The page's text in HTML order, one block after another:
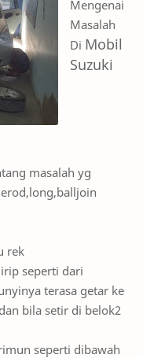
Mengenai
Masalah
Di Mobil
Suzuki
masalah yg
rek
seperti dari
terasa getar ke
bila setir di belok2
seperti dibawah